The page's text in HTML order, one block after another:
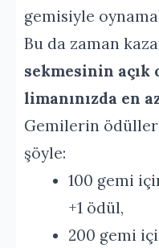
gemisiyle
Bu da zaman
sekmesinin açık
limanınızda en
Gemilerin
şöyle:
100 gemi
+1 ödül,
200 gemi